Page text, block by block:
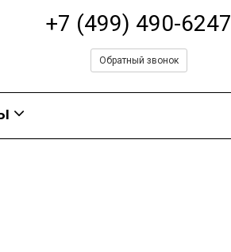
+7 (499) 490-6247
Обратный звонок